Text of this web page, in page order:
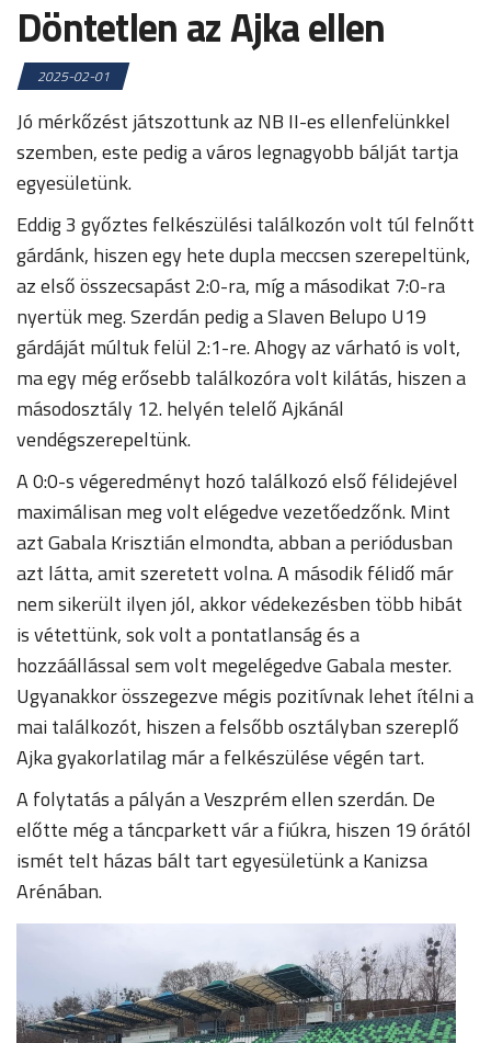
Döntetlen az Ajka ellen
2025-02-01
Jó mérkőzést játszottunk az NB II-es ellenfelünkkel
szemben, este pedig a város legnagyobb bálját tartja
egyesületünk.
Eddig 3 győztes felkészülési találkozón volt túl felnőtt
gárdánk, hiszen egy hete dupla meccsen szerepeltünk,
az első összecsapást 2:0-ra, míg a másodikat 7:0-ra
nyertük meg. Szerdán pedig a Slaven Belupo U19
gárdáját múltuk felül 2:1-re. Ahogy az várható is volt,
ma egy még erősebb találkozóra volt kilátás, hiszen a
másodosztály 12. helyén telelő Ajkánál
vendégszerepeltünk.
A 0:0-s végeredményt hozó találkozó első félidejével
maximálisan meg volt elégedve vezetőedzőnk. Mint
azt Gabala Krisztián elmondta, abban a periódusban
azt látta, amit szeretett volna. A második félidő már
nem sikerült ilyen jól, akkor védekezésben több hibát
is vétettünk, sok volt a pontatlanság és a
hozzáállással sem volt megelégedve Gabala mester.
Ugyanakkor összegezve mégis pozitívnak lehet ítélni a
mai találkozót, hiszen a felsőbb osztályban szereplő
Ajka gyakorlatilag már a felkészülése végén tart.
A folytatás a pályán a Veszprém ellen szerdán. De
előtte még a táncparkett vár a fiúkra, hiszen 19 órától
ismét telt házas bált tart egyesületünk a Kanizsa
Arénában.